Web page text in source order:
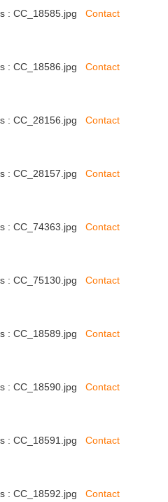
: CC_18585.jpg Contact
: CC_18586.jpg Contact
: CC_28156.jpg Contact
: CC_28157.jpg Contact
: CC_74363.jpg Contact
: CC_75130.jpg Contact
: CC_18589.jpg Contact
: CC_18590.jpg Contact
: CC_18591.jpg Contact
: CC_18592.jpg Contact